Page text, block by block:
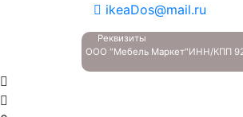
ikeaDos@mail.ru
Реквизиты
ООО "Мебель Маркет"ИНН/КПП